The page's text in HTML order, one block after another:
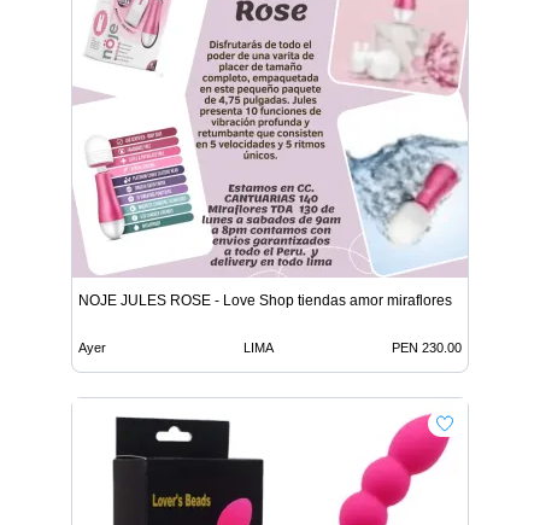
NOJE JULES ROSE - Love Shop tiendas amor miraflores
Ayer LIMA PEN 230.00